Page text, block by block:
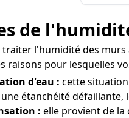
de
l'humidité des murs
raisons pour lesquelles
d'eau : cette
étanchéité défaillante,
: elle provient de